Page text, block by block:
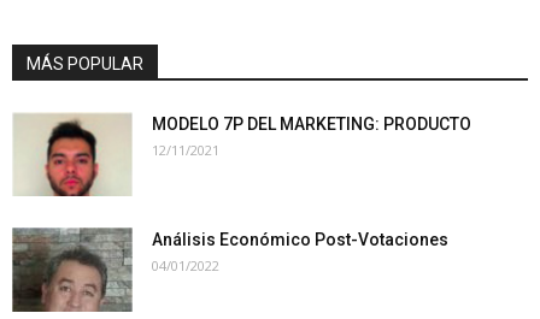
MÁS POPULAR
MODELO 7P DEL MARKETING: PRODUCTO
12/11/2021
Análisis Económico Post-Votaciones
04/01/2022